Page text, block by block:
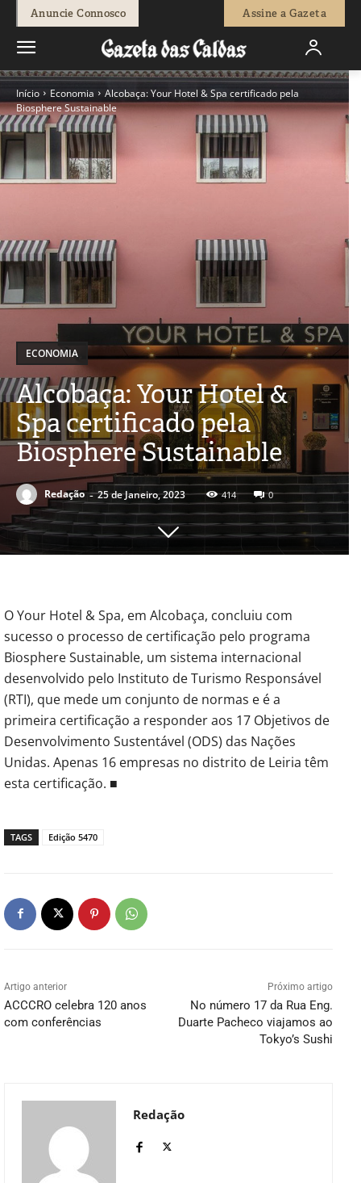
Anuncie Connosco Assine a Gazeta
Início Economia
Alcobaça: Your Hotel & Spa certificado pela
Biosphere Sustainable
ECONOMIA
Alcobaça: Your Hotel &
Spa certificado pela
Biosphere Sustainable
Redação - 25 de Janeiro, 2023 414 0
O Your Hotel & Spa, em Alcobaça, concluiu com
sucesso o processo de certificação pelo programa
Biosphere Sustainable, um sistema internacional
desenvolvido pelo Instituto de Turismo Responsável
(RTI), que mede um conjunto de normas e é a
primeira certificação a responder aos 17 Objetivos de
Desenvolvimento Sustentável (ODS) das Nações
Unidas. Apenas 16 empresas no distrito de Leiria têm
esta certificação. ■
TAGS Edição 5470
Artigo anterior
ACCCRO celebra 120 anos
com conferências
Próximo artigo
No número 17 da Rua Eng.
Duarte Pacheco viajamos ao
Tokyo’s Sushi
Redação